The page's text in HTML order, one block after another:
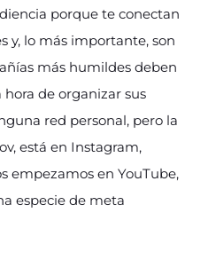
porque te conectan
y, lo más importante, son
más humildes deben
de organizar sus
red personal, pero la
está en Instagram,
empezamos en YouTube,
especie de meta